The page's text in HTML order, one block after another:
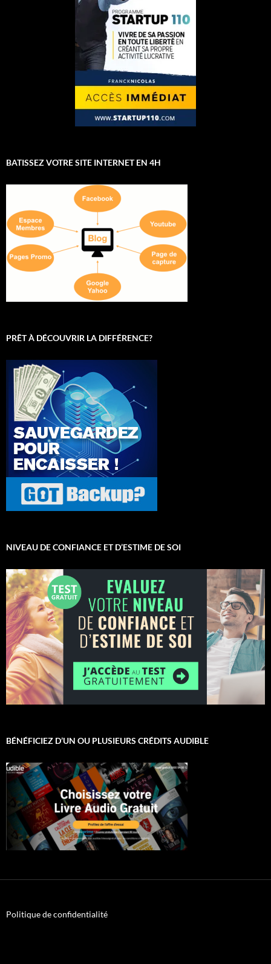
BATISSEZ VOTRE SITE INTERNET EN 4H
PRÊT À DÉCOUVRIR LA DIFFÉRENCE?
NIVEAU DE CONFIANCE ET D’ESTIME DE SOI
BÉNÉFICIEZ D’UN OU PLUSIEURS CRÉDITS AUDIBLE
Politique de confidentialité